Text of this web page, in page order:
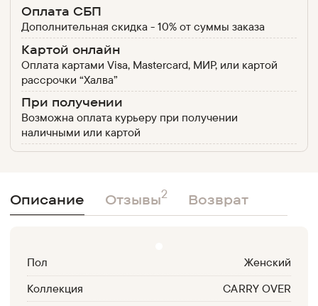
Оплата СБП
Дополнительная скидка - 10% от суммы заказа
Картой онлайн
Оплата картами Visa, Mastercard, МИР, или картой
рассрочки “Халва”
При получении
Возможна оплата курьеру при получении
наличными или картой
Описание Отзывы2 Возврат
Пол
Женский
Коллекция
CARRY OVER